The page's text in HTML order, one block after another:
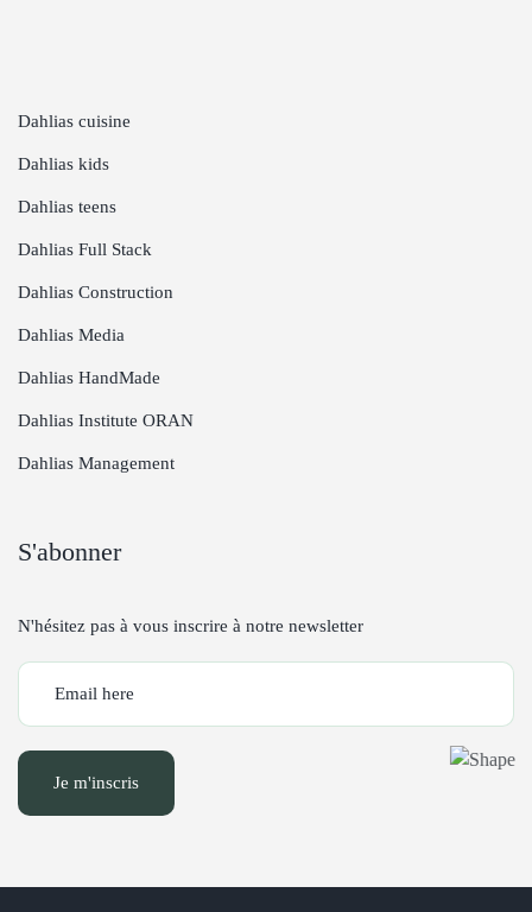
Dahlias cuisine
Dahlias kids
Dahlias teens
Dahlias Full Stack
Dahlias Construction
Dahlias Media
Dahlias HandMade
Dahlias Institute ORAN
Dahlias Management
S'abonner
N'hésitez pas à vous inscrire à notre newsletter
Je m'inscris